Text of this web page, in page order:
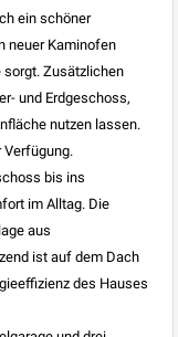
ein schöner
neuer Kaminofen
sorgt. Zusätzlichen
und Erdgeschoss,
nutzen lassen.
Verfügung.
bis ins
im Alltag. Die
aus
ist auf dem Dach
des Hauses